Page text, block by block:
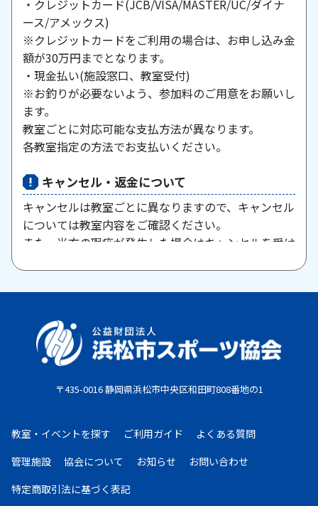
・クレジットカード(JCB/VISA/MASTER/UC/ダイナ
ース/アメックス)
※クレジットカードをご利用の場合は、お申し込み金
額が30万円までとなります。
・現金払い(施設窓口、教室受付)
※お釣りが必要ないよう、参加料のご用意をお願いし
ます。
教室ごとに対応可能な支払方法が異なります。
各教室指定の方法でお支払いください。
キャンセル・返金について
キャンセルは教室ごとに異なりますので、キャンセル
については教室内容をご確認ください。
また、当方の瑕疵が発生した場合はキャンセルを受け
原則として、一旦納入された参加料・受講料は返金い
としていたしません。教室期間中にケガ・病気等によ
り、医師から運動制限が出された場合は、担当者まで
ご相談ください。
・コンビニ払い：お申し込み後、7日以内にお申し込
いください。
金となります。
〒435-0016 静岡県浜松市中央区和田町808番地の1
教室・イベントを探す ご利用ガイド
よくある質問
管理施設
協会について お知らせ
お問い合わせ
特定商取引法に基づく表記